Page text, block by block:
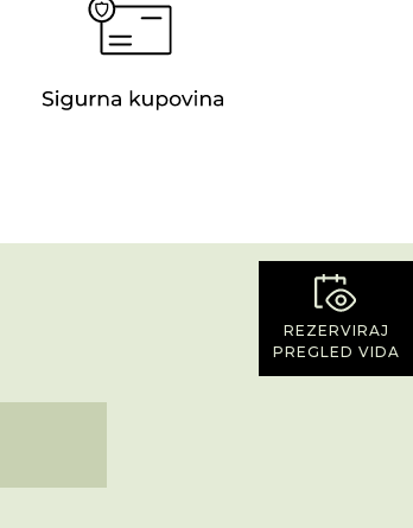
REZERVIRAJ
PREGLED VIDA